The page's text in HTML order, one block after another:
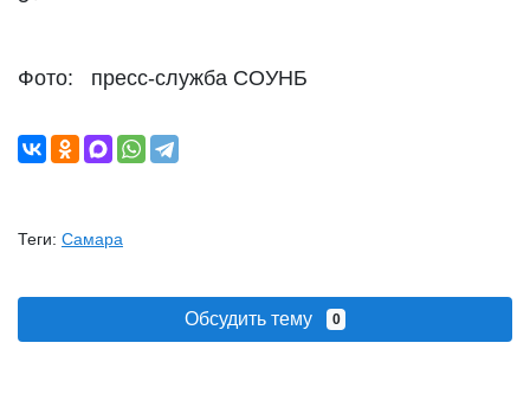
Фото: пресс-служба СОУНБ
Теги: Самара
Обсудить тему 0